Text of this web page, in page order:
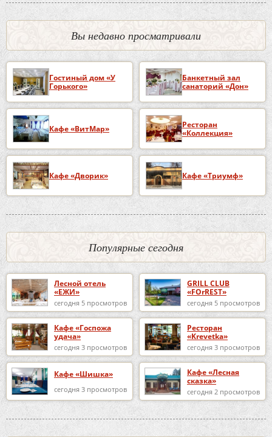
Вы недавно просматривали
Гостиный дом «У
Горького»
Банкетный зал
санаторий «Дон»
Кафе «ВитМар»
Ресторан
«Коллекция»
Кафе «Дворик» Кафе «Триумф»
Популярные сегодня
Лесной отель
«ЕЖИ»
сегодня 5 просмотров
GRILL CLUB
«FOrREST»
сегодня 5 просмотров
Кафе «Госпожа
удача»
сегодня 3 просмотров
Ресторан
«Krevetka»
сегодня 3 просмотров
Кафе «Шишка»
сегодня 3 просмотров
Кафе «Лесная
сказка»
сегодня 2 просмотров